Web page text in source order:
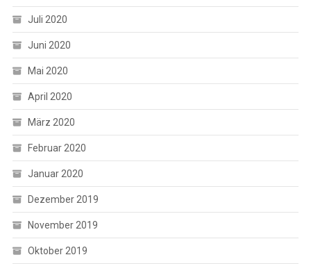
Juli 2020
Juni 2020
Mai 2020
April 2020
März 2020
Februar 2020
Januar 2020
Dezember 2019
November 2019
Oktober 2019